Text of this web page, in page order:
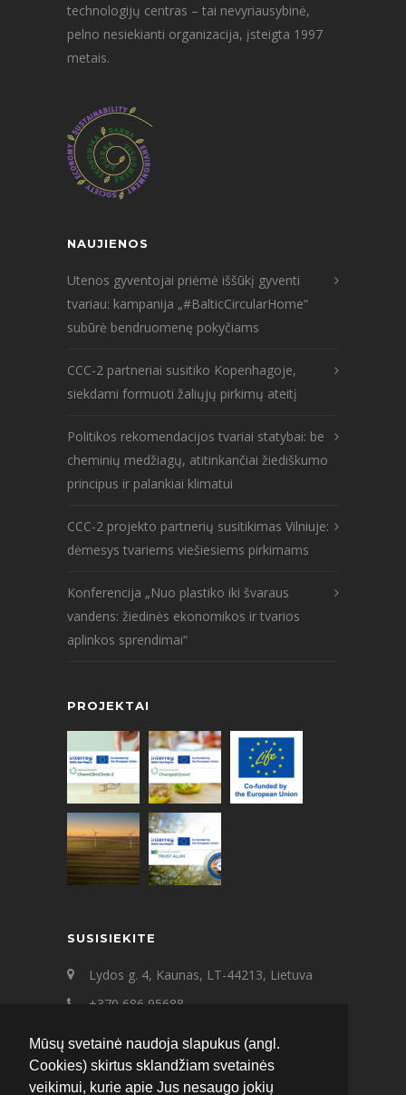
Mūsų svetainė naudoja slapukus (angl.
Cookies) skirtus sklandžiam svetainės
veikimui, kurie apie Jus nesaugo jokių
technologijų centras – tai nevyriausybinė,
pelno nesiekianti organizacija, įsteigta 1997
metais.
NAUJIENOS
Utenos gyventojai priėmė iššūkį gyventi
tvariau: kampanija „#BalticCircularHome“
subūrė bendruomenę pokyčiams
CCC-2 partneriai susitiko Kopenhagoje,
siekdami formuoti žaliųjų pirkimų ateitį
Politikos rekomendacijos tvariai statybai: be
cheminių medžiagų, atitinkančiai žiediškumo
principus ir palankiai klimatui
CCC-2 projekto partnerių susitikimas Vilniuje:
dėmesys tvariems viešiesiems pirkimams
Konferencija „Nuo plastiko iki švaraus
vandens: žiedinės ekonomikos ir tvarios
aplinkos sprendimai“
PROJEKTAI
SUSISIEKITE
Lydos g. 4, Kaunas, LT-44213, Lietuva
+370 686 95688
ecat@ecat.lt